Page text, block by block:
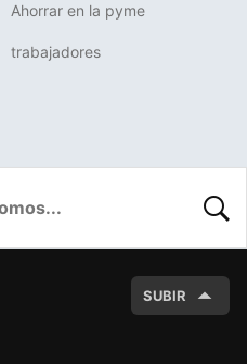
Ahorrar en la pyme
trabajadores
SUBIR